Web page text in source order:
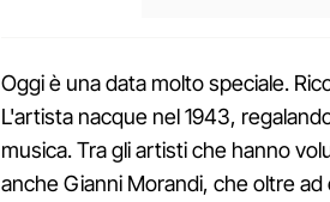
Oggi è una data molto speciale.
L'artista nacque nel 1943,
musica. Tra gli artisti che hanno
anche Gianni Morandi, che oltre